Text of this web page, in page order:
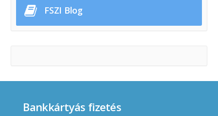
FSZI Blog
Bankkártyás fizetés